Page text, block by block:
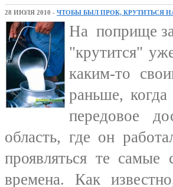
28 ИЮЛЯ 2010 - ЧТОБЫ БЫЛ ПРОК, КРУТИТЬСЯ
На поприще
"крутится"
каким-то
раньше,
передовое
область, где он
проявляться те
времена. Как